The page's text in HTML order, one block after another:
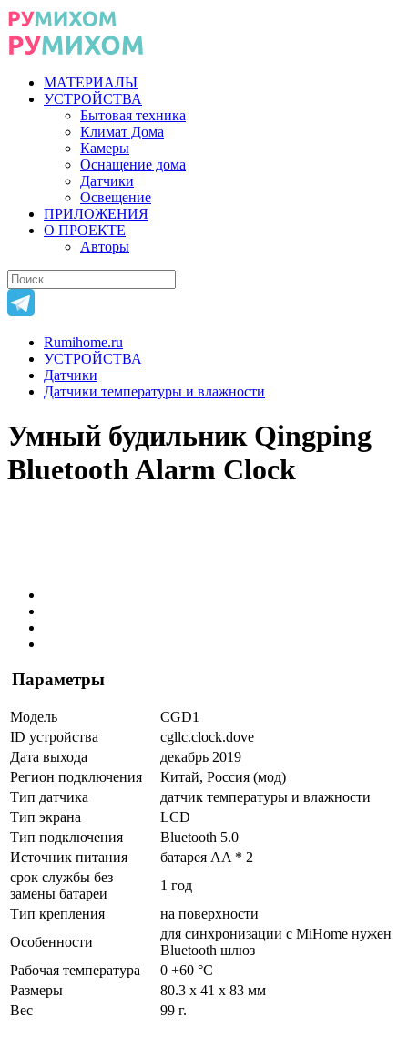
МАТЕРИАЛЫ
УСТРОЙСТВА
Бытовая техника
Климат Дома
Камеры
Оснащение дома
Датчики
Освещение
ПРИЛОЖЕНИЯ
О ПРОЕКТЕ
Авторы
Rumihome.ru
УСТРОЙСТВА
Датчики
Датчики температуры и влажности
Умный будильник Qingping
Bluetooth Alarm Clock
Параметры
Модель
CGD1
ID устройства
cgllc.clock.dove
Дата выхода
декабрь 2019
Регион подключения
Китай, Россия (мод)
Тип датчика
датчик температуры и влажности
Тип экрана
LCD
Тип подключения
Bluetooth 5.0
Источник питания
батарея AA * 2
срок службы без
замены батареи
1 год
Тип крепления
на поверхности
Особенности
для синхронизации с MiHome нужен
Bluetooth шлюз
Рабочая температура
0 +60 °C
Размеры
80.3 х 41 х 83 мм
Вес
99 г.